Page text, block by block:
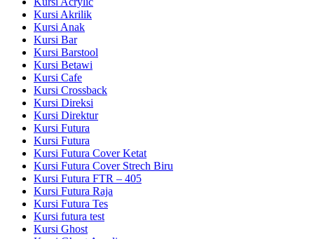
Kursi Akrilik
Kursi Anak
Kursi Bar
Kursi Barstool
Kursi Betawi
Kursi Cafe
Kursi Crossback
Kursi Direksi
Kursi Direktur
Kursi Futura
Kursi Futura
Kursi Futura Cover Ketat
Kursi Futura Cover Strech Biru
Kursi Futura FTR – 405
Kursi Futura Raja
Kursi Futura Tes
Kursi futura test
Kursi Ghost